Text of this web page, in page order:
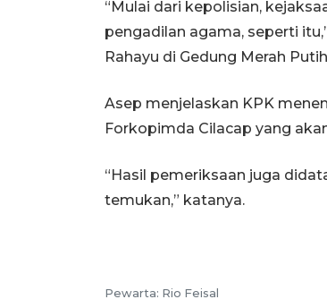
“Mulai dari kepolisian,
pengadilan agama, seperti
Rahayu di Gedung Merah
Asep menjelaskan KPK
Forkopimda Cilacap yang
“Hasil pemeriksaan juga
temukan,” katanya.
Pewarta: Rio Feisal